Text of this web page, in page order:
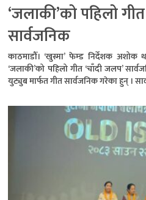
‘जलाकी’को पहिलो
सार्वजनिक
काठमाडौँ। ‘खुस्मा’ फेम्ड निर्देशक अशोक
‘जलाकी’को पहिलो गीत ‘चाँदी जलप’
युट्युब मार्फत गीत सार्वजनिक गरेका हुन् ।